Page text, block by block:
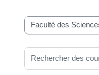
Catégories de cours
Rechercher des cours